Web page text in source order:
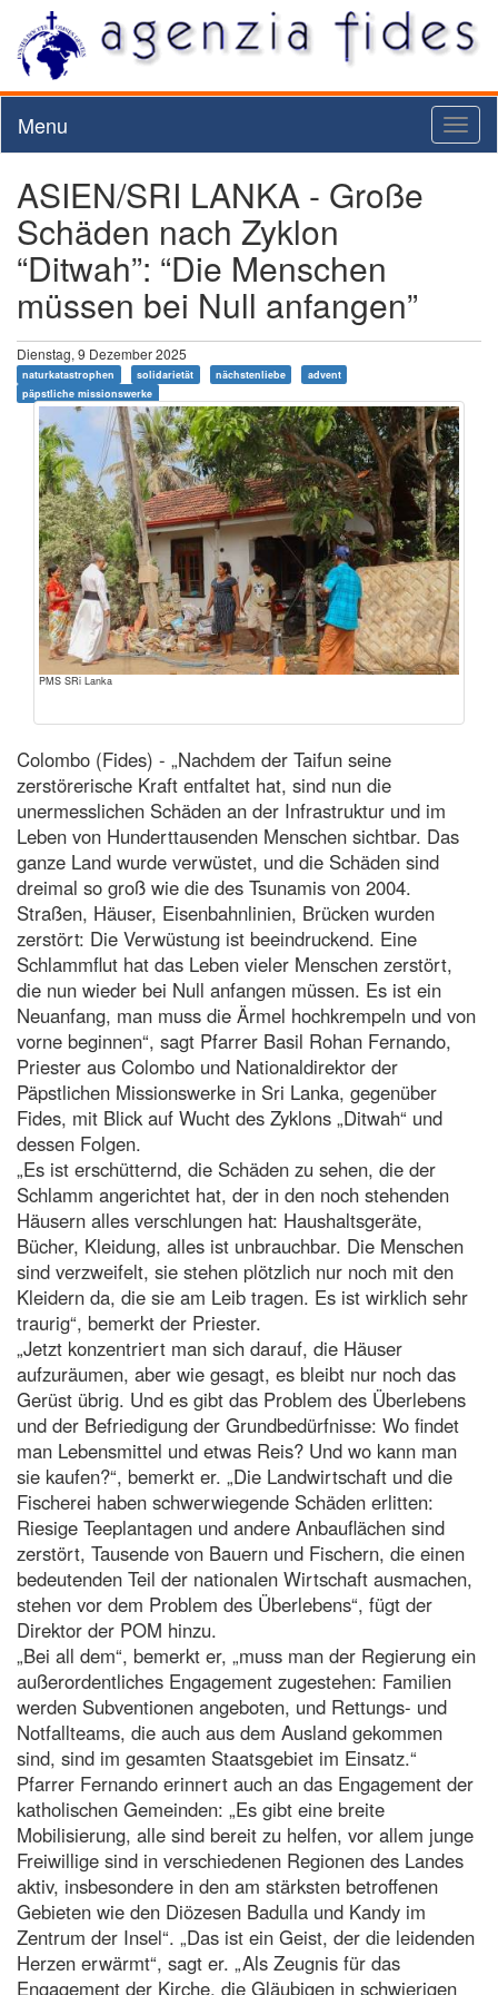
Menu
ASIEN/SRI LANKA - Große
Schäden nach Zyklon
“Ditwah”: “Die Menschen
müssen bei Null anfangen”
Dienstag, 9 Dezember 2025
naturkatastrophen solidarietät nächstenliebe
advent
päpstliche missionswerke
PMS SRi Lanka
Colombo (Fides) - „Nachdem der Taifun seine
zerstörerische Kraft entfaltet hat, sind nun die
unermesslichen Schäden an der Infrastruktur und im
Leben von Hunderttausenden Menschen sichtbar. Das
ganze Land wurde verwüstet, und die Schäden sind
dreimal so groß wie die des Tsunamis von 2004.
Straßen, Häuser, Eisenbahnlinien, Brücken wurden
zerstört: Die Verwüstung ist beeindruckend. Eine
Schlammflut hat das Leben vieler Menschen zerstört,
die nun wieder bei Null anfangen müssen. Es ist ein
Neuanfang, man muss die Ärmel hochkrempeln und von
vorne beginnen“, sagt Pfarrer Basil Rohan Fernando,
Priester aus Colombo und Nationaldirektor der
Päpstlichen Missionswerke in Sri Lanka, gegenüber
Fides, mit Blick auf Wucht des Zyklons „Ditwah“ und
dessen Folgen.
„Es ist erschütternd, die Schäden zu sehen, die der
Schlamm angerichtet hat, der in den noch stehenden
Häusern alles verschlungen hat: Haushaltsgeräte,
Bücher, Kleidung, alles ist unbrauchbar. Die Menschen
sind verzweifelt, sie stehen plötzlich nur noch mit den
Kleidern da, die sie am Leib tragen. Es ist wirklich sehr
traurig“, bemerkt der Priester.
„Jetzt konzentriert man sich darauf, die Häuser
aufzuräumen, aber wie gesagt, es bleibt nur noch das
Gerüst übrig. Und es gibt das Problem des Überlebens
und der Befriedigung der Grundbedürfnisse: Wo findet
man Lebensmittel und etwas Reis? Und wo kann man
sie kaufen?“, bemerkt er. „Die Landwirtschaft und die
Fischerei haben schwerwiegende Schäden erlitten:
Riesige Teeplantagen und andere Anbauflächen sind
zerstört, Tausende von Bauern und Fischern, die einen
bedeutenden Teil der nationalen Wirtschaft ausmachen,
stehen vor dem Problem des Überlebens“, fügt der
Direktor der POM hinzu.
„Bei all dem“, bemerkt er, „muss man der Regierung ein
außerordentliches Engagement zugestehen: Familien
werden Subventionen angeboten, und Rettungs- und
Notfallteams, die auch aus dem Ausland gekommen
sind, sind im gesamten Staatsgebiet im Einsatz.“
Pfarrer Fernando erinnert auch an das Engagement der
katholischen Gemeinden: „Es gibt eine breite
Mobilisierung, alle sind bereit zu helfen, vor allem junge
Freiwillige sind in verschiedenen Regionen des Landes
aktiv, insbesondere in den am stärksten betroffenen
Gebieten wie den Diözesen Badulla und Kandy im
Zentrum der Insel“. „Das ist ein Geist, der die leidenden
Herzen erwärmt“, sagt er. „Als Zeugnis für das
Engagement der Kirche, die Gläubigen in schwierigen